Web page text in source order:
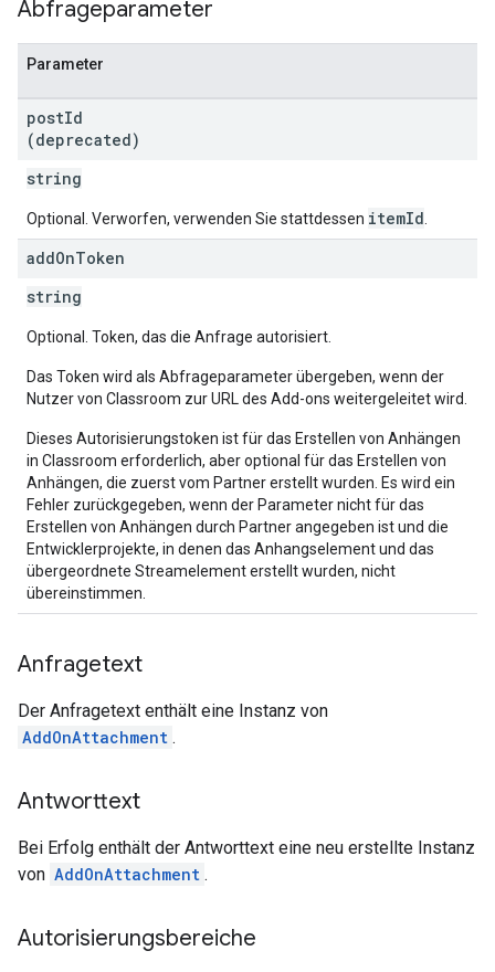
Abfrageparameter
Parameter
postId
(deprecated)
string
Optional. Verworfen, verwenden Sie stattdessen itemId
addOnToken
string
Optional. Token, das die Anfrage autorisiert.
Das Token wird als Abfrageparameter übergeben, wenn der
Nutzer von Classroom zur URL des Add-ons weitergeleitet wird.
Dieses Autorisierungstoken ist für das Erstellen von Anhängen
in Classroom erforderlich, aber optional für das Erstellen von
Anhängen, die zuerst vom Partner erstellt wurden. Es wird ein
Fehler zurückgegeben, wenn der Parameter nicht für das
Erstellen von Anhängen durch Partner angegeben ist und die
Entwicklerprojekte, in denen das Anhangselement und das
übergeordnete Streamelement erstellt wurden, nicht
übereinstimmen.
Anfragetext
Der Anfragetext enthält eine Instanz von
AddOnAttachment .
Antworttext
Bei Erfolg enthält der Antworttext eine neu erstellte Instanz
von AddOnAttachment .
Autorisierungsbereiche